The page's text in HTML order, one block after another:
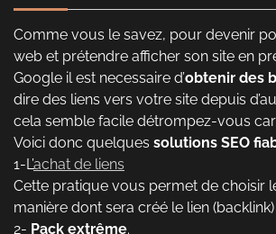
Comme vous le savez, pour devenir
web et prétendre afficher son site en
Google il est necessaire d’obtenir des
dire des liens vers votre site depuis
cela semble facile détrompez-vous car
Voici donc quelques solutions SEO
1-L’achat de liens
Cette pratique vous permet de choisir
manière dont sera créé le lien
2- Pack extrême.